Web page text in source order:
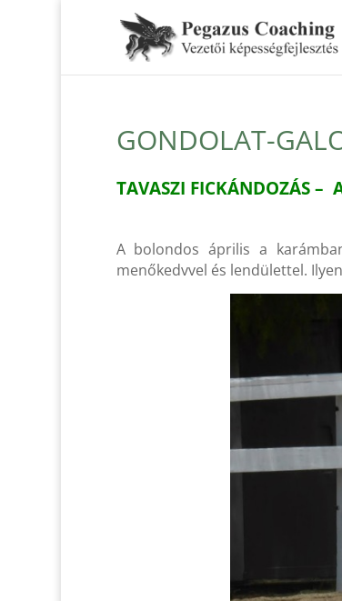
GONDOLAT-
TAVASZI FICKÁNDOZÁS –
A bolondos április a
menőkedvvel és lendülettel.